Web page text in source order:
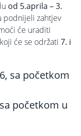
od 5.aprila – 3.
podnijeli zahtjev
će uraditi
će se održati 7. i
sa početkom
početkom u